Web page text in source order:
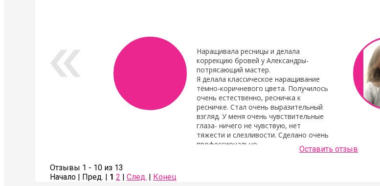
Наращивала ресницы и делала
коррекцию бровей у Александры-
потрясающий мастер.
Я делала классическое наращивание
тёмно-коричневого цвета. Получилось
очень естественно, ресничка к
ресничке. Стал очень выразительный
взгляд. У меня очень чувствительные
глаза- ничего не чувствую, нет
тяжести и слезливости. Сделано очень
профессионально.
Также сделала коррекцию бровей- очень аккуратно и хорошо сделано.
Советую всем!
Соколова Галина
Людмила
Оставить отзыв
Отзывы 1 - 10 из 13
Начало | Пред. | 1 2 След. Конец